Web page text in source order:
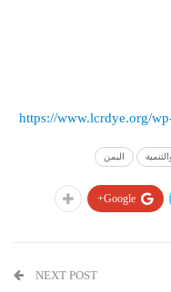
https://www.lcrdye.org/
اليمن
Google+
NEXT POST